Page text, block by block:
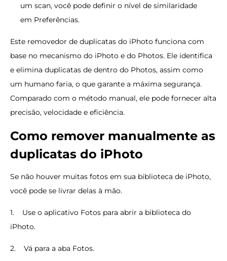
um scan, você pode definir o nível de similaridade
em Preferências.
Este removedor de duplicatas do iPhoto funciona com
base no mecanismo do iPhoto e do Photos. Ele identifica
e elimina duplicatas de dentro do Photos, assim como
um humano faria, o que garante a máxima segurança.
Comparado com o método manual, ele pode fornecer alta
precisão, velocidade e eficiência.
Como remover manualmente as
duplicatas do iPhoto
Se não houver muitas fotos em sua biblioteca de iPhoto,
você pode se livrar delas à mão.
1. Use o aplicativo Fotos para abrir a biblioteca do
iPhoto.
2. Vá para a aba Fotos.